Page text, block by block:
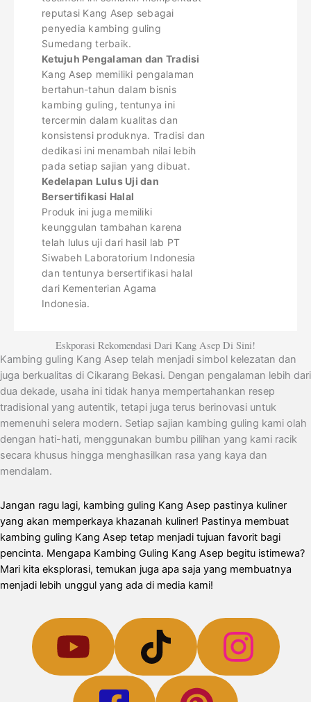
reputasi Kang Asep sebagai
penyedia kambing guling
Sumedang terbaik.
Ketujuh Pengalaman dan Tradisi
Kang Asep memiliki pengalaman
bertahun-tahun dalam bisnis
kambing guling, tentunya ini
tercermin dalam kualitas dan
konsistensi produknya. Tradisi dan
dedikasi ini menambah nilai lebih
pada setiap sajian yang dibuat.
Kedelapan Lulus Uji dan
Bersertifikasi Halal
Produk ini juga memiliki
keunggulan tambahan karena
telah lulus uji dari hasil lab PT
Siwabeh Laboratorium Indonesia
dan tentunya bersertifikasi halal
dari Kementerian Agama
Indonesia.
Eskporasi Rekomendasi Dari Kang Asep Di Sini!
Kambing guling Kang Asep telah menjadi simbol kelezatan dan
juga berkualitas di Cikarang Bekasi. Dengan pengalaman lebih dari
dua dekade, usaha ini tidak hanya mempertahankan resep
tradisional yang autentik, tetapi juga terus berinovasi untuk
memenuhi selera modern. Setiap sajian kambing guling kami olah
dengan hati-hati, menggunakan bumbu pilihan yang kami racik
secara khusus hingga menghasilkan rasa yang kaya dan
mendalam.
Jangan ragu lagi, kambing guling Kang Asep pastinya kuliner
yang akan memperkaya khazanah kuliner! Pastinya membuat
kambing guling Kang Asep tetap menjadi tujuan favorit bagi
pencinta. Mengapa Kambing Guling Kang Asep begitu istimewa?
Mari kita eksplorasi, temukan juga apa saja yang membuatnya
menjadi lebih unggul yang ada di media kami!